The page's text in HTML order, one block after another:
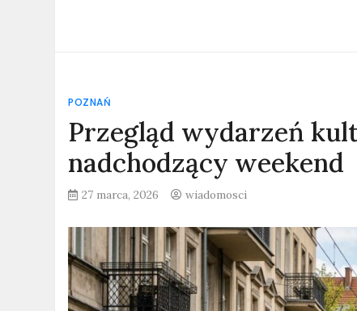
POZNAŃ
Przegląd wydarzeń
nadchodzący weekend
27 marca, 2026 wiadomosci